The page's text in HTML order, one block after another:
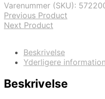
Varenummer (SKU):
Previous Product
Next Product
Beskrivelse
Yderligere information
Beskrivelse